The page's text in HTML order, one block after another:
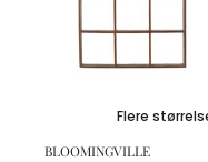
Flere
BLOOMINGVILLE